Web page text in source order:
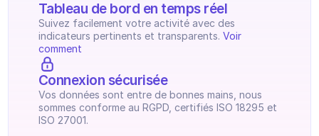
Tableau de bord en temps réel
Suivez facilement votre activité avec des
indicateurs pertinents et transparents. Voir
comment
Connexion sécurisée
Vos données sont entre de bonnes mains, nous
sommes conforme au RGPD, certifiés ISO 18295 et
ISO 27001.